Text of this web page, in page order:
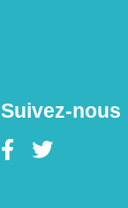
Suivez-nous